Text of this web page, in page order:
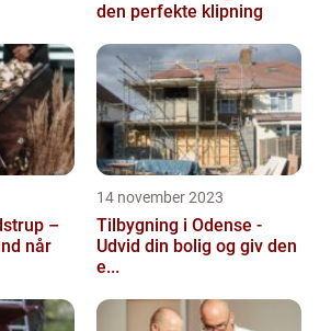
den perfekte klipning
–
når
14 november 2023
Tilbygning i Odense -
Udvid din bolig og giv den
e...